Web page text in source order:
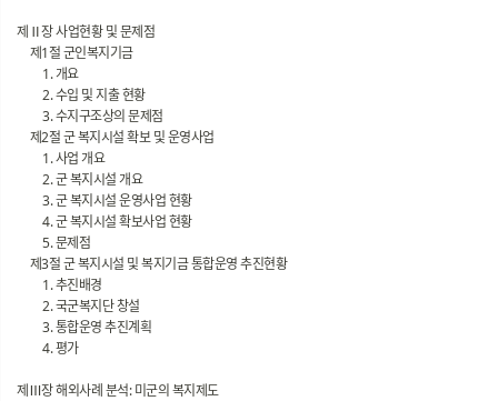
제Ⅱ장 사업현황 및 문제점
제1절 군인복지기금
1. 개요
2. 수입 및 지출 현황
3. 수지구조상의 문제점
제2절 군 복지시설 확보 및 운영사업
1. 사업 개요
2. 군 복지시설 개요
3. 군 복지시설 운영사업 현황
4. 군 복지시설 확보사업 현황
5. 문제점
제3절 군 복지시설 및 복지기금 통합운영 추진현황
1. 추진배경
2. 국군복지단 창설
3. 통합운영 추진계획
4. 평가
제Ⅲ장 해외사례 분석: 미군의 복지제도